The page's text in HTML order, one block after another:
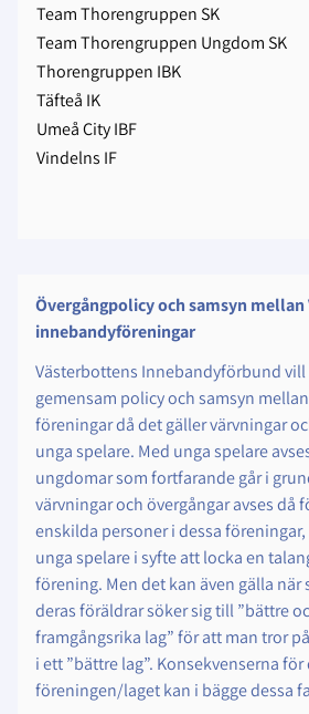
Team Thorengruppen SK
Team Thorengruppen Ungdom SK
Thorengruppen IBK
Täfteå IK
Umeå City IBF
Vindelns IF
Övergångpolicy och samsyn
innebandyföreningar
Västerbottens Innebandyförbund vill
gemensam policy och samsyn
föreningar då det gäller värvningar
unga spelare. Med unga spelare
ungdomar som fortfarande går i
värvningar och övergångar avses då
enskilda personer i dessa
unga spelare i syfte att locka en
förening. Men det kan även gälla när
deras föräldrar söker sig till ”bättre
framgångsrika lag” för att man tror
i ett ”bättre lag”. Konsekvenserna
föreningen/laget kan i bägge dessa